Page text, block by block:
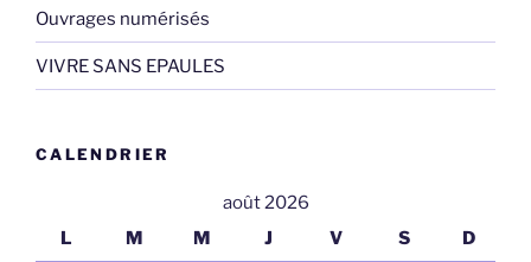
Ouvrages numérisés
VIVRE SANS EPAULES
CALENDRIER
août 2026
L
M M J V S D